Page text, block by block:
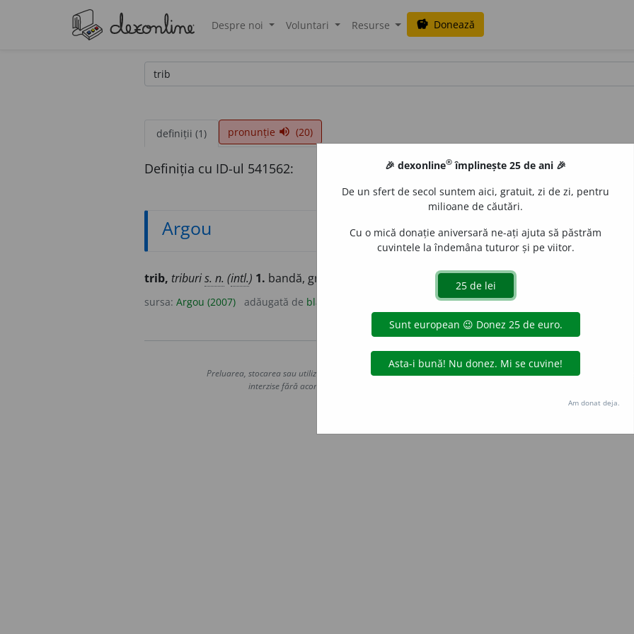
Despre noi Voluntari Resurse savings Donează
definiții (1) pronunție volume_up (20)
Definiția cu ID-ul 541562:
Argou
trib, triburis. n. (intl.) 1. bandă, grup.
sursa: Argou (2007) adăugată de blaurb.
Copyright © 2004-2026 dexonline (https://dexonline.ro)
Preluarea, stocarea sau utilizarea datelor de pe acest site, inclusiv prin orice metode de extragere automată
interzise fără acordul nostru prealabil scris, cu excepția seturilor de date oferite oficial spre utilizare
Hosterion
🎉 dexonline® împlinește 25 de ani 🎉
De un sfert de secol suntem aici, gratuit, zi de zi, pentru
milioane de căutări.
Cu o mică donație aniversară ne-ați ajuta să păstrăm
cuvintele la îndemâna tuturor și pe viitor.
Am donat deja.